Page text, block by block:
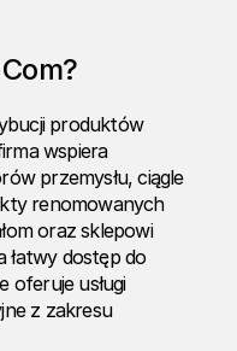
produktów
wspiera
przemysłu, ciągle
renomowanych
oraz sklepowi
łatwy dostęp do
oferuje usługi
z zakresu